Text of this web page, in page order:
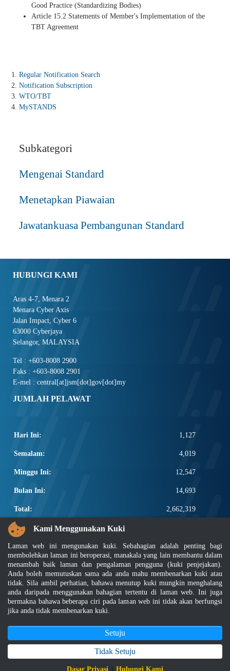
Good Practice (Standardizing Bodies)
Article 15.2 Statements of Member's Implementation of the
TBT Agreement
Regular Notification Search
Notification Subscription
WTO/TBT
MySTANDS
Subkategori
Mengenai Standard
Menetapkan Piawaian
Jawatankuasa Pembangunan Standard
HUBUNGI KAMI
Aras 4-7, Menara 2
Menara Cyber Axis
Jalan Impact, Cyber 6
63000 Cyberjaya
Selangor, MALAYSIA
Tel : +603-8008 2900
Faks : +603-8008 2901
E-mel : central[at]jsm[dot]gov[dot]my
JUMLAH PELAWAT
Hari Ini: 1,127
Semalam: 4,019
Minggu Ini: 12,547
Bulan Ini: 14,693
Total: 2,662,319
PAUTAN POPULAR
Elektroteknikal, ICT dan Pembinaan
Other Notification Search
Regular Notification Search
Notification Subscription
Pengurusan Perniagaan dan Keselamatan Pekerjaan
Peta Laman|MyGOV
Hakcipta 2022 @ Jabatan Standard Malaysia
Paparan terbaik menggunakan pelayar Mozilla Firefox dan Google Chrome
Kami Menggunakan Kuki
Laman web ini mengunakan kuki. Sebahagian adalah penting bagi
membolehkan laman ini beroperasi, manakala yang lain membantu dalam
menambah baik laman dan pengalaman pengguna (kuki penjejakan).
Anda boleh memutuskan sama ada anda mahu membenarkan kuki atau
tidak. Sila ambil perhatian, bahawa menutup kuki mungkin menghalang
anda daripada menggunakan bahagian tertentu di laman web. Ini juga
bermakna bahawa beberapa ciri pada laman web ini tidak akan berfungsi
jika anda tidak membenarkan kuki.
Setuju
Tidak Setuju
Dasar Privasi Hubungi Kami